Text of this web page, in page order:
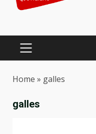
PRIMARY
Home » galles
galles